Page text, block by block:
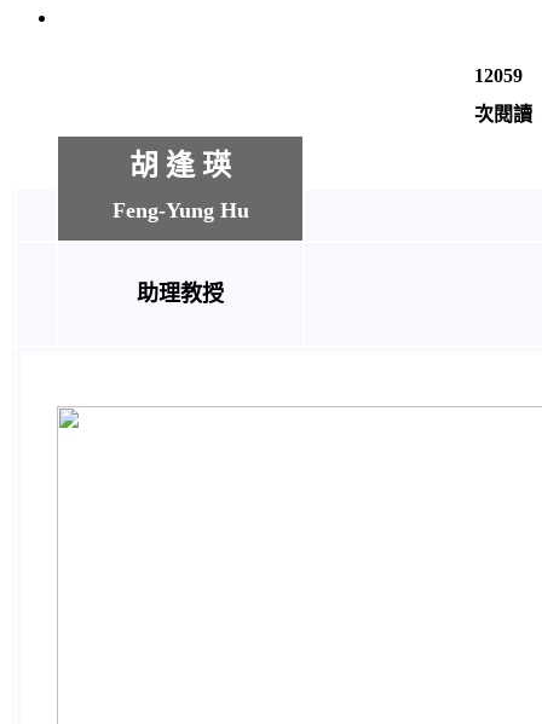
12059
次閱讀
胡 逢 瑛
Feng-Yung Hu
助理教授